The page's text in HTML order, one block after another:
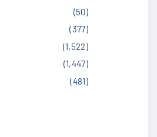
(50)
(377)
(1,522)
(1,447)
(481)